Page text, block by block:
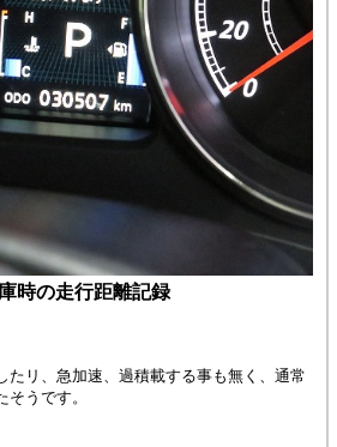
時の走行距離記録
たリ、急加速、過積載する事も無く、通常
うです。